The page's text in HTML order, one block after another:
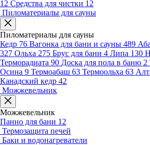
12 Средства для чистки 12
Пиломатериалы для сауны
Пиломатериалы для сауны
Кедр 76 Вагонка для бани и сауны 489
327 Ольха 275 Брус для бани 4 Липа 130
Терморадиата 90 Доска для пола в баню 2
Осина 9 Термоабаш 63 Термоольха 63
Канадский кедр 42
Можжевельник
Можжевельник
Панно для бани 12
Термозащита печей
Баки и водонагреватели